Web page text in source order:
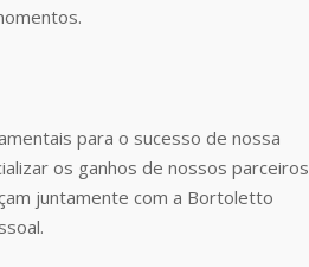
para o sucesso de nossa
os ganhos de nossos parceiros
juntamente com a Bortoletto